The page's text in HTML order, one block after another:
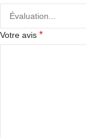
Votre avis *